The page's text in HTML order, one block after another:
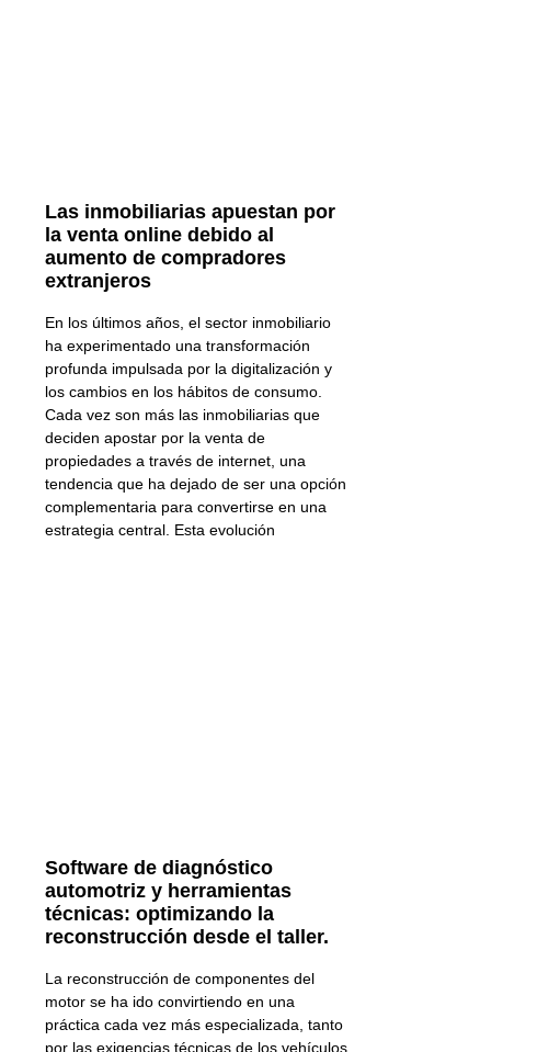
Las inmobiliarias apuestan por
la venta online debido al
aumento de compradores
extranjeros
En los últimos años, el sector inmobiliario
ha experimentado una transformación
profunda impulsada por la digitalización y
los cambios en los hábitos de consumo.
Cada vez son más las inmobiliarias que
deciden apostar por la venta de
propiedades a través de internet, una
tendencia que ha dejado de ser una opción
complementaria para convertirse en una
estrategia central. Esta evolución
Software de diagnóstico
automotriz y herramientas
técnicas: optimizando la
reconstrucción desde el taller.
La reconstrucción de componentes del
motor se ha ido convirtiendo en una
práctica cada vez más especializada, tanto
por las exigencias técnicas de los vehículos